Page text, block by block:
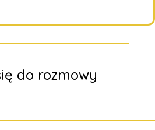
do rozmowy